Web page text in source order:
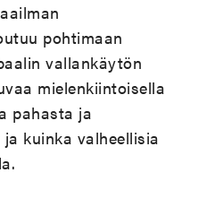
pohtimaan
vallankäytön
mielenkiintoisella
pahasta ja
kuinka valheellisia